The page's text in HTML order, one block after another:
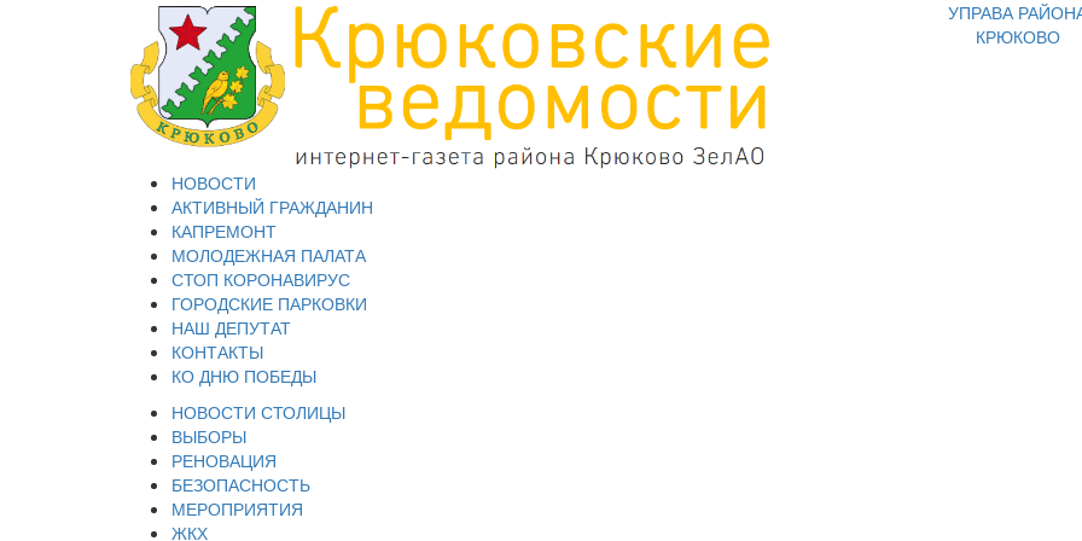
УПРАВА
КРЮКОВО
НОВОСТИ
АКТИВНЫЙ ГРАЖДАНИН
КАПРЕМОНТ
МОЛОДЕЖНАЯ ПАЛАТА
СТОП КОРОНАВИРУС
ГОРОДСКИЕ ПАРКОВКИ
НАШ ДЕПУТАТ
КОНТАКТЫ
КО ДНЮ ПОБЕДЫ
НОВОСТИ СТОЛИЦЫ
ВЫБОРЫ
РЕНОВАЦИЯ
БЕЗОПАСНОСТЬ
МЕРОПРИЯТИЯ
ЖКХ